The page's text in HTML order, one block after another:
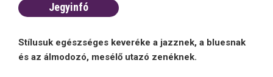
Jegyinfó
Stílusuk egészséges keveréke a jazznek, a bluesnak
és az álmodozó, mesélő utazó zenéknek.